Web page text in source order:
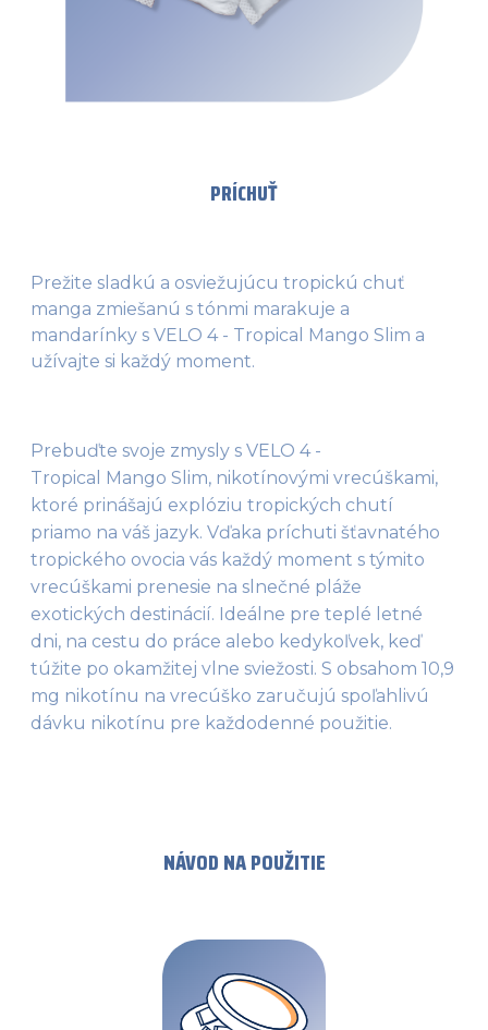
PRÍCHUŤ
Prežite sladkú a osviežujúcu tropickú chuť
manga zmiešanú s tónmi marakuje a
mandarínky s VELO 4 - Tropical Mango Slim a
užívajte si každý moment.
Prebuďte svoje zmysly s VELO 4 -
Tropical Mango Slim, nikotínovými vrecúškami,
ktoré prinášajú explóziu tropických chutí
priamo na váš jazyk. Vďaka príchuti šťavnatého
tropického ovocia vás každý moment s týmito
vrecúškami prenesie na slnečné pláže
exotických destinácií. Ideálne pre teplé letné
dni, na cestu do práce alebo kedykoľvek, keď
túžite po okamžitej vlne sviežosti. S obsahom 10,9
mg nikotínu na vrecúško zaručujú spoľahlivú
dávku nikotínu pre každodenné použitie.
NÁVOD NA POUŽITIE